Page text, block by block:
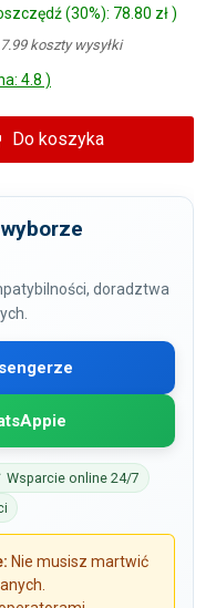
(30%): 78.80 zł )
7.99 koszty wysyłki
4.8 )
Do koszyka
doradztwa
Wsparcie online 24/7
Nie musisz martwić